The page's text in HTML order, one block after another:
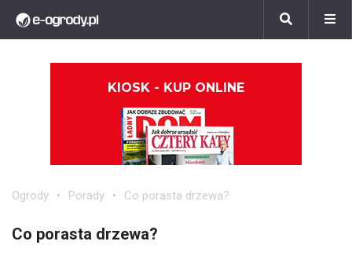
KIOSK - KUP ONLINE
Ogrody Porady Co porasta drzewa?
Co porasta drzewa?